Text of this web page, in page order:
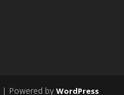
| Powered by WordPress